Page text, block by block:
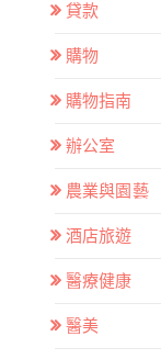
貸款
購物
購物指南
辦公室
農業與園藝
酒店旅遊
醫療健康
醫美